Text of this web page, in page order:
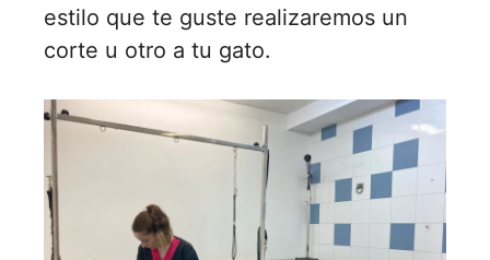
estilo que te guste realizaremos un
corte u otro a tu gato.